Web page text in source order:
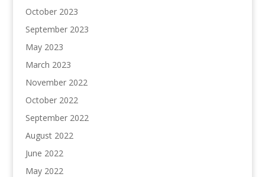
October 2023
September 2023
May 2023
March 2023
November 2022
October 2022
September 2022
August 2022
June 2022
May 2022